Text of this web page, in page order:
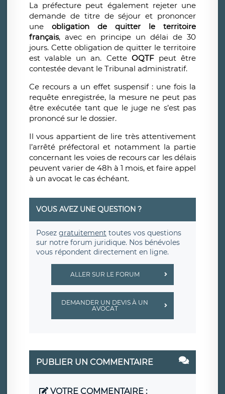
La préfecture peut également rejeter une
demande de titre de séjour et prononcer
une obligation de quitter le territoire
français, avec en principe un délai de 30
jours. Cette obligation de quitter le territoire
est valable un an. Cette OQTFpeut être
contestée devant le Tribunal administratif.
Ce recours a un effet suspensif : une fois la
requête enregistrée, la mesure ne peut pas
être exécutée tant que le juge ne s’est pas
prononcé sur le dossier.
Il vous appartient de lire très attentivement
l’arrêté préfectoral et notamment la partie
concernant les voies de recours car les délais
peuvent varier de 48h à 1 mois, et faire appel
à un avocat le cas échéant.
VOUS AVEZ UNE QUESTION ?
Posez gratuitement toutes vos questions
sur notre forum juridique. Nos bénévoles
vous répondent directement en ligne.
ALLER SUR LE FORUM
DEMANDER UN DEVIS À UN
AVOCAT
PUBLIER UN COMMENTAIRE
VOTRE COMMENTAIRE :